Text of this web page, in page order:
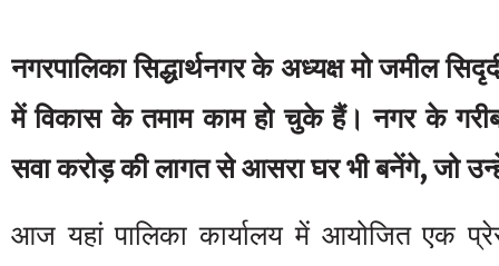
नगरपालिका सिद्धार्थनगर के अध्यक्ष मो जमील
में विकास के तमाम काम हो चुके हैं। नगर के
सवा करोड़ की लागत से आसरा घर भी बनेंगे, जो
आज यहां पालिका कार्यालय में आयोजित एक